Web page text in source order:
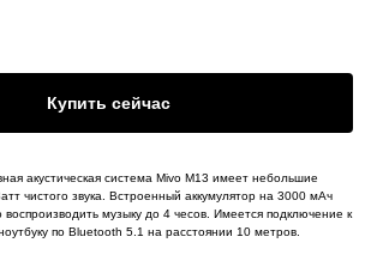
Купить сейчас
акустическая система Mivo M13 имеет небольшие
чистого звука. Встроенный аккумулятор на 3000 мАч
воспроизводить музыку до 4 чесов. Имеется подключение к
по Bluetooth 5.1 на расстоянии 10 метров.